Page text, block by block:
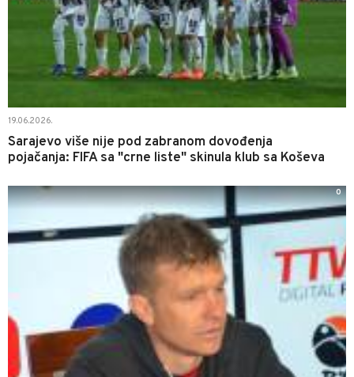
19.06.2026.
Sarajevo više nije pod zabranom dovođenja
pojačanja: FIFA sa "crne liste" skinula klub sa Koševa
0